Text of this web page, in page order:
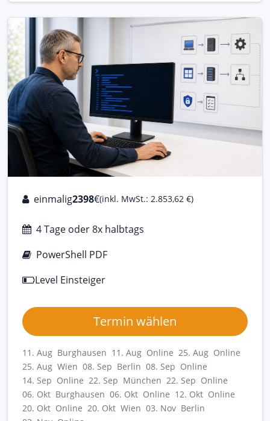
einmalig2398€(inkl. MwSt.: 2.853,62 €)
4 Tage oder 8x halbtags
PowerShell PDF
Level Einsteiger
Termin wählen
11. Aug Burghausen 11. Aug Online 25. Aug Online
25. Aug Wien 08. Sep Berlin 08. Sep Online
14. Sep Online 22. Sep München 22. Sep Online
06. Okt Burghausen 06. Okt Online 12. Okt Online
20. Okt Online 20. Okt Wien 03. Nov Berlin